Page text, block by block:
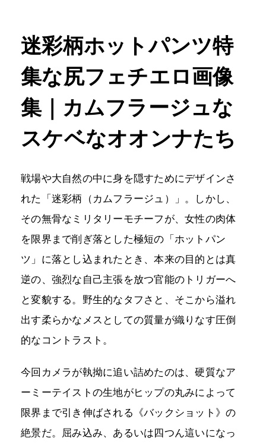
迷彩柄ホットパンツ特
集な尻フェチエロ画像
集｜カムフラージュな
スケベなオオンナたち
戦場や大自然の中に身を隠すためにデザインさ
れた「迷彩柄（カムフラージュ）」。しかし、
その無骨なミリタリーモチーフが、女性の肉体
を限界まで削ぎ落とした極短の「ホットパン
ツ」に落とし込まれたとき、本来の目的とは真
逆の、強烈な自己主張を放つ官能のトリガーへ
と変貌する。野生的なタフさと、そこから溢れ
出す柔らかなメスとしての質量が織りなす圧倒
的なコントラスト。
今回カメラが執拗に追い詰めたのは、硬質なア
ーミーテイストの生地がヒップの丸みによって
限界まで引き伸ばされる《バックショット》の
絶景だ。屈み込み、あるいは四つん這いになっ